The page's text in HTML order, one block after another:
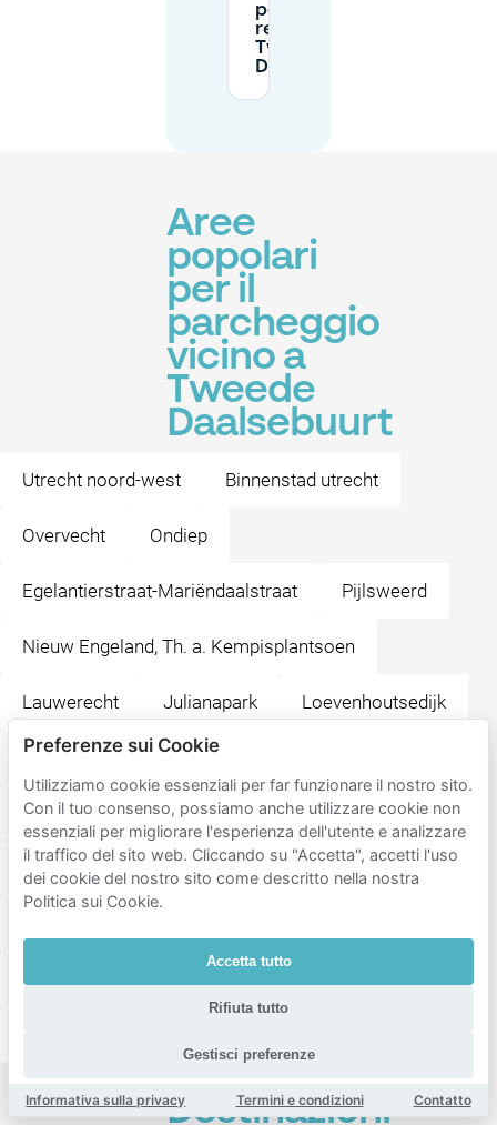
permesso di
residente in
Tweede
Daalsebuurt?
Aree
popolari
per il
parcheggio
vicino a
Tweede
Daalsebuurt
Utrecht noord-west Binnenstad utrecht
Overvecht Ondiep
Egelantierstraat-Mariëndaalstraat Pijlsweerd
Nieuw Engeland, Th. a. Kempisplantsoen
Lauwerecht Julianapark Loevenhoutsedijk
Schepenbuurt bedrijvengebied Cartesiusweg
Wijk C C-Buurt Geuzenwijk
Lombok-West
Tuinwijk-West Breedstraatbuurt
Destinazioni
Preferenze sui Cookie
Utilizziamo cookie essenziali per far funzionare il nostro sito.
Con il tuo consenso, possiamo anche utilizzare cookie non
essenziali per migliorare l'esperienza dell'utente e analizzare
il traffico del sito web. Cliccando su "Accetta", accetti l'uso
dei cookie del nostro sito come descritto nella nostra
Politica sui Cookie.
Accetta tutto
Rifiuta tutto
Gestisci preferenze
Informativa sulla privacy Termini e condizioni Contatto